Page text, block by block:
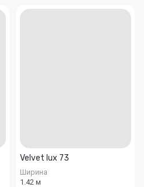
Velvet lux 73
Ширина
1.42 м